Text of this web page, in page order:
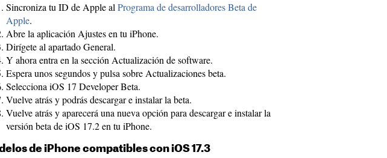
Sincroniza tu ID de Apple al Programa de desarrolladores Beta de
Apple.
Abre la aplicación Ajustes en tu iPhone.
Dirígete al apartado General.
Y ahora entra en la sección Actualización de software.
Espera unos segundos y pulsa sobre Actualizaciones beta.
Selecciona iOS 17 Developer Beta.
Vuelve atrás y podrás descargar e instalar la beta.
Vuelve atrás y aparecerá una nueva opción para descargar e instalar la
versión beta de iOS 17.2 en tu iPhone.
de iPhone compatibles con iOS 17.3